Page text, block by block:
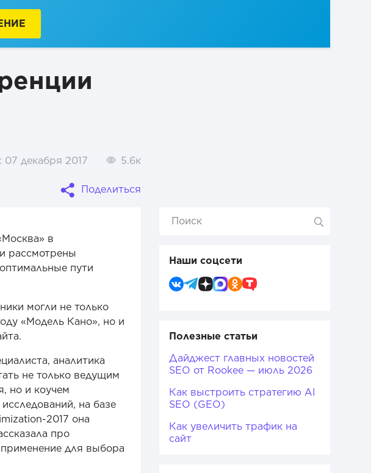
07 декабря 2017 5.6к
Поделиться
в
рассмотрены
пути
могли не только
«Модель Кано», но и
аналитика
не только ведущим
но и коучем
на базе
2017 она
про
для выбора
Наши соцсети
Полезные статьи
Дайджест главных новостей
SEO от Rookee — июль 2026
Как выстроить стратегию AI
SEO (GEO)
Как увеличить трафик на
сайт